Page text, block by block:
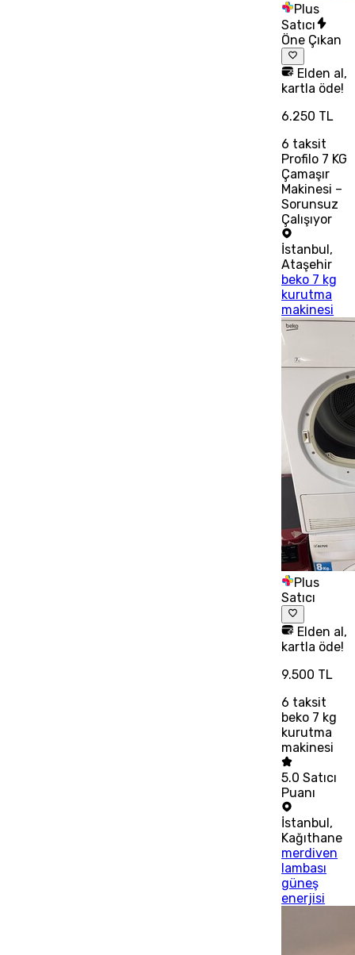
Plus
Satıcı
Öne Çıkan
Elden al,
kartla öde!
6.250 TL
6 taksit
Profilo 7 KG
Çamaşır
Makinesi –
Sorunsuz
Çalışıyor
İstanbul ,
Ataşehir
beko 7 kg
kurutma
makinesi
Plus
Satıcı
Elden al,
kartla öde!
9.500 TL
6 taksit
beko 7 kg
kurutma
makinesi
5.0 Satıcı
Puanı
İstanbul,
Kağıthane
merdiven
lambası
güneş
enerjisi